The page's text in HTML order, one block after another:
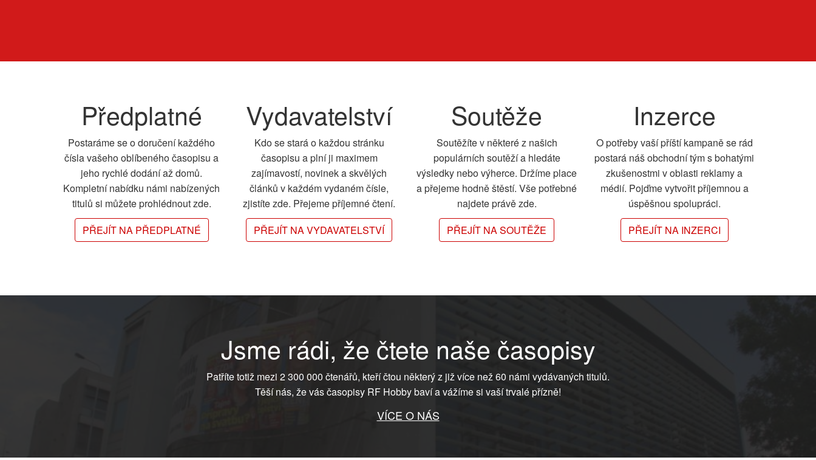
Předplatné
Postaráme se o doručení každého
čísla vašeho oblíbeného časopisu a
jeho rychlé dodání až domů.
Kompletní nabídku námi nabízených
titulů si můžete prohlédnout zde.
PŘEJÍT NA PŘEDPLATNÉ
Vydavatelství
Kdo se stará o každou stránku
časopisu a plní ji maximem
zajímavostí, novinek a skvělých
článků v každém vydaném čísle,
zjistíte zde. Přejeme příjemné čtení.
PŘEJÍT NA VYDAVATELSTVÍ
Soutěže
Soutěžíte v některé z našich
populárních soutěží a hledáte
výsledky nebo výherce. Držíme place
a přejeme hodně štěstí. Vše potřebné
najdete právě zde.
PŘEJÍT NA SOUTĚŽE
Inzerce
O potřeby vaší příští kampaně se rád
postará náš obchodní tým s bohatými
zkušenostmi v oblasti reklamy a
médií. Pojďme vytvořit příjemnou a
úspěšnou spolupráci.
PŘEJÍT NA INZERCI
Jsme rádi, že čtete naše časopisy
Patříte totiž mezi 2 300 000 čtenářů, kteří čtou některý z již více než 60 námi vydávaných titulů.
Těší nás, že vás časopisy RF Hobby baví a vážíme si vaší trvalé přízně!
VÍCE O NÁS